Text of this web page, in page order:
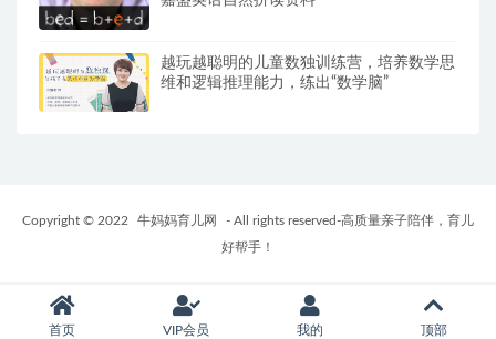
越玩越聪明的儿童数独训练营，培养数学思
维和逻辑推理能力，练出“数学脑”
Copyright © 2022 牛妈妈育儿网
- All rights reserved-高质量亲子陪伴，育儿
好帮手！
首页 VIP会员 我的 顶部